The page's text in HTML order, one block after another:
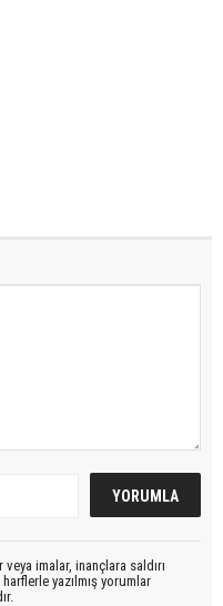
imalar, inançlara saldırı
yazılmış yorumlar